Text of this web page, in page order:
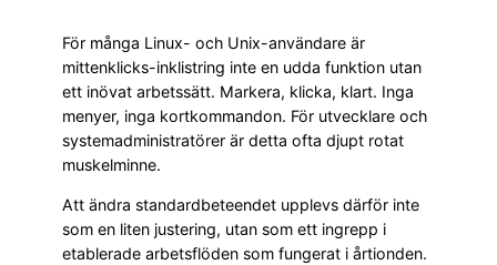
För många Linux- och Unix-användare är
mittenklicks-inklistring inte en udda funktion utan
ett inövat arbetssätt. Markera, klicka, klart. Inga
menyer, inga kortkommandon. För utvecklare och
systemadministratörer är detta ofta djupt rotat
muskelminne.
Att ändra standardbeteendet upplevs därför inte
som en liten justering, utan som ett ingrepp i
etablerade arbetsflöden som fungerat i årtionden.